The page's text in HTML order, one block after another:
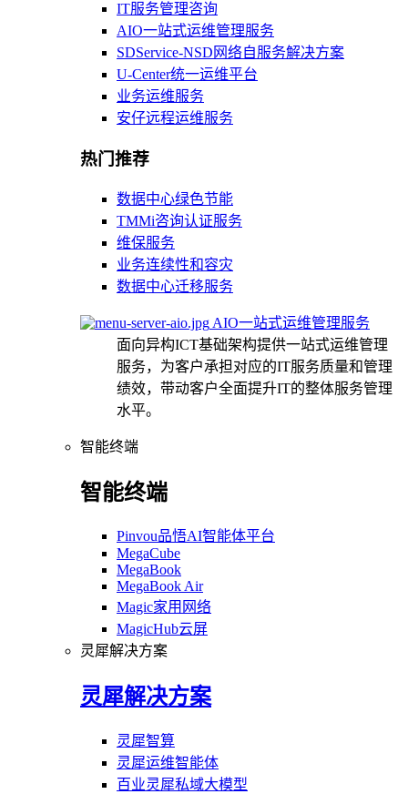
IT服务管理咨询
AIO一站式运维管理服务
SDService-NSD网络自服务解决方案
U-Center统一运维平台
业务运维服务
安仔远程运维服务
热门推荐
数据中心绿色节能
TMMi咨询认证服务
维保服务
业务连续性和容灾
数据中心迁移服务
AIO一站式运维管理服务
面向异构ICT基础架构提供一站式运维管理
服务，为客户承担对应的IT服务质量和管理
绩效，带动客户全面提升IT的整体服务管理
水平。
智能终端
智能终端
Pinvou品悟AI智能体平台
MegaCube
MegaBook
MegaBook Air
Magic家用网络
MagicHub云屏
灵犀解决方案
灵犀解决方案
灵犀智算
灵犀运维智能体
百业灵犀私域大模型